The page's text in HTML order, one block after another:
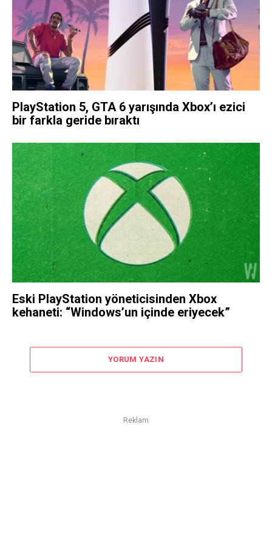
PlayStation 5, GTA 6 yarışında Xbox’ı ezici
bir farkla geride bıraktı
Eski PlayStation yöneticisinden Xbox
kehaneti: “Windows’un içinde eriyecek”
YORUM YAZIN
Reklam